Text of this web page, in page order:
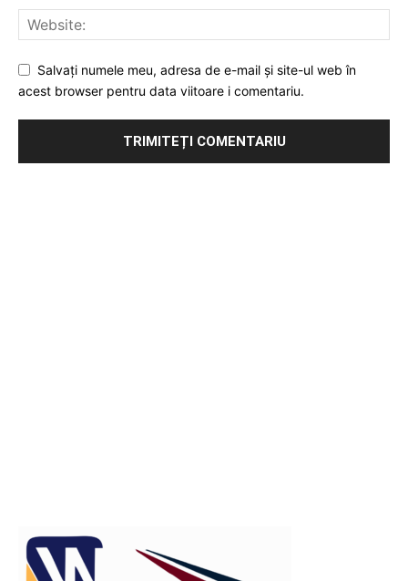
Salvați numele meu, adresa de e-mail și site-ul web în
acest browser pentru data viitoare i comentariu.